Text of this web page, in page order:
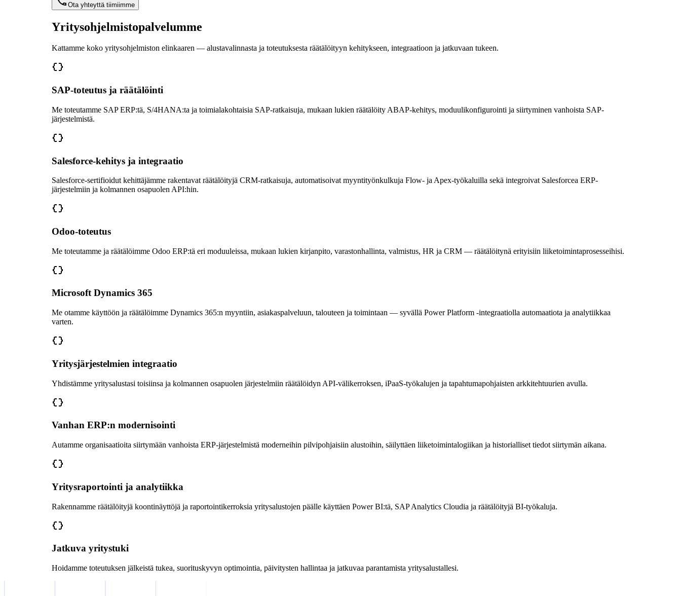
Ota yhteyttä tiimiimme
Yritysohjelmistopalvelumme
Kattamme koko yritysohjelmiston elinkaaren — alustavalinnasta ja toteutuksesta räätälöityyn kehitykseen, integraatioon ja jatkuvaan tukeen.
SAP-toteutus ja räätälöinti
Me toteutamme SAP ERP:tä, S/4HANA:ta ja toimialakohtaisia SAP-ratkaisuja, mukaan lukien räätälöity ABAP-kehitys, moduulikonfigurointi ja siirtyminen vanhoista SAP-
järjestelmistä.
Salesforce-kehitys ja integraatio
Salesforce-sertifioidut kehittäjämme rakentavat räätälöityjä CRM-ratkaisuja, automatisoivat myyntityönkulkuja Flow- ja Apex-työkaluilla sekä integroivat Salesforcea ERP-
järjestelmiin ja kolmannen osapuolen API:hin.
Odoo-toteutus
Me toteutamme ja räätälöimme Odoo ERP:tä eri moduuleissa, mukaan lukien kirjanpito, varastonhallinta, valmistus, HR ja CRM — räätälöitynä erityisiin liiketoimintaprosesseihisi.
Microsoft Dynamics 365
Me otamme käyttöön ja räätälöimme Dynamics 365:n myyntiin, asiakaspalveluun, talouteen ja toimintaan — syvällä Power Platform -integraatiolla automaatiota ja analytiikkaa
varten.
Yritysjärjestelmien integraatio
Yhdistämme yritysalustasi toisiinsa ja kolmannen osapuolen järjestelmiin räätälöidyn API-välikerroksen, iPaaS-työkalujen ja tapahtumapohjaisten arkkitehtuurien avulla.
Vanhan ERP:n modernisointi
Autamme organisaatioita siirtymään vanhoista ERP-järjestelmistä moderneihin pilvipohjaisiin alustoihin, säilyttäen liiketoimintalogiikan ja historialliset tiedot siirtymän aikana.
Yritysraportointi ja analytiikka
Rakennamme räätälöityjä koontinäyttöjä ja raportointikerroksia yritysalustojen päälle käyttäen Power BI:tä, SAP Analytics Cloudia ja räätälöityjä BI-työkaluja.
Jatkuva yritystuki
Hoidamme toteutuksen jälkeistä tukea, suorituskyvyn optimointia, päivitysten hallintaa ja jatkuvaa parantamista yritysalustallesi.